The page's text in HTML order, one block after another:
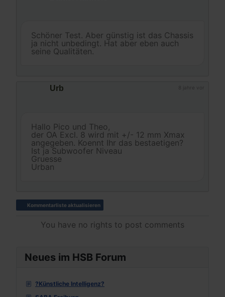
Neues im HSB Forum
?Künstliche Intelligenz?
Schöner Test. Aber günstig ist das Chassis
ja nicht unbedingt. Hat aber eben auch
seine Qualitäten.
Urb
Hallo Pico und Theo,
der OA Excl. 8 wird mit +/- 12 mm Xmax
angegeben. Koennt Ihr das bestaetigen?
Ist ja Subwoofer Niveau
Gruesse
Urban
Kommentarliste aktualisieren
You have no rights to post comments